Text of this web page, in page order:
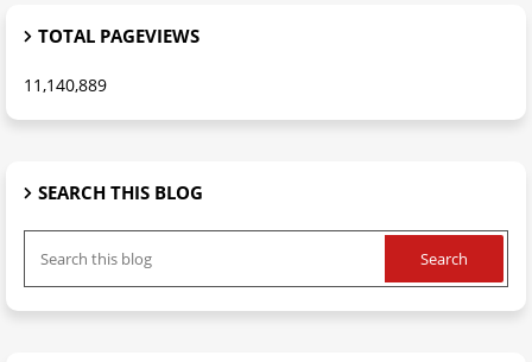
TOTAL PAGEVIEWS
11,140,889
SEARCH THIS BLOG